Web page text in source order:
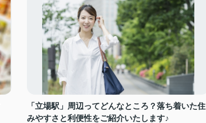
「立場駅」周辺ってどんなところ？落ち着いた住
みやすさと利便性をご紹介いたします♪